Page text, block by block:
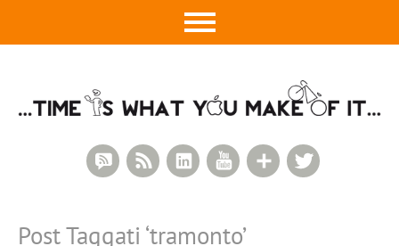
Google+
YouTube
LinkedIn
RSS Feed
RSS Comments
Post Taggati ‘tramonto’